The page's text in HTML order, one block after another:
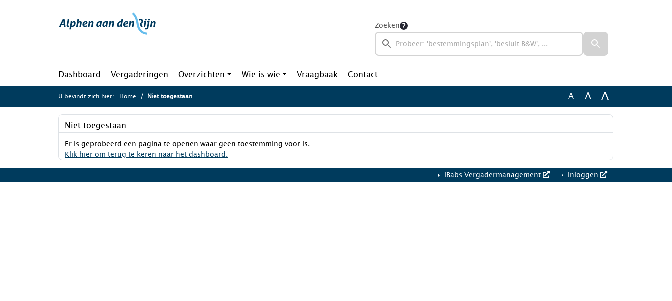
Ga naar de inhoud van deze pagina
Zoeken
Dashboard Vergaderingen Overzichten Wie is wie Vraagbaak Contact
U bevindt zich hier: Home Niet toegestaan A A A
Niet toegestaan
Er is geprobeerd een pagina te openen waar geen toestemming voor is.
Klik hier om terug te keren naar het dashboard.
iBabs Vergadermanagement
Inloggen